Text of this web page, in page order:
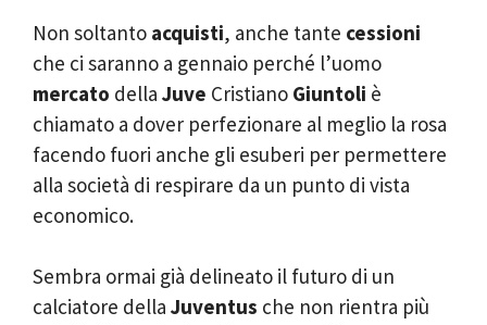
Non soltanto acquisti, anche tante cessioni
che ci saranno a gennaio perché l’uomo
mercato della Juve Cristiano Giuntoli è
chiamato a dover perfezionare al meglio la rosa
facendo fuori anche gli esuberi per permettere
alla società di respirare da un punto di vista
economico.
Sembra ormai già delineato il futuro di un
calciatore della Juventus che non rientra più